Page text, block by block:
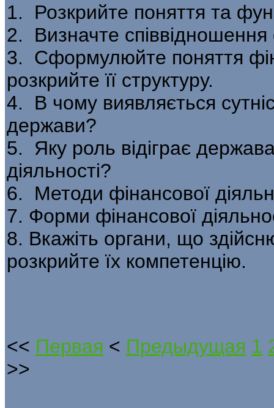
1. Розкрийте поняття та
2. Визначте співвідношення
3. Сформулюйте поняття
роз­крийте її структуру.
4. В чому виявляється
держави?
5. Яку роль відіграє
діяльності?
6. Методи фінансової
7. Форми фінансової
8. Вкажіть органи, що
розкрийте їх компетенцію.
<< Первая < Предыдущая 1
>>